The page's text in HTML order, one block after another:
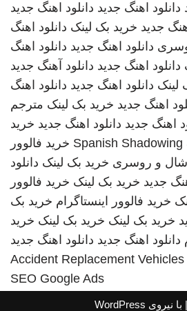
دانلود اهنگ جدید دانلود اهنگ جدید
جدید خرید بک لینک دانلود اهنگ
دانلود اهنگ جدید دانلود اهنگ
دانلود اهنگ جدید دانلود آهنگ جدید
لینک دانلود اهنگ جدید دانلود اهنگ
اهنگ جدید خرید بک لینک مترجم
اهنگ جدید دانلود اهنگ جدید خرید
Spanish Shadowing خرید فالوور
شال و روسری خرید بک لینک دانلود
جدید خرید بک لینک خرید فالوور
خرید فالوور اینستاگرام خرید بک
خرید بک لینک خرید بک لینک خرید
دانلود اهنگ جدید دانلود اهنگ جدید
Accident Replacement Vehicles
SEO Google Ads
| با نیروی WordPress